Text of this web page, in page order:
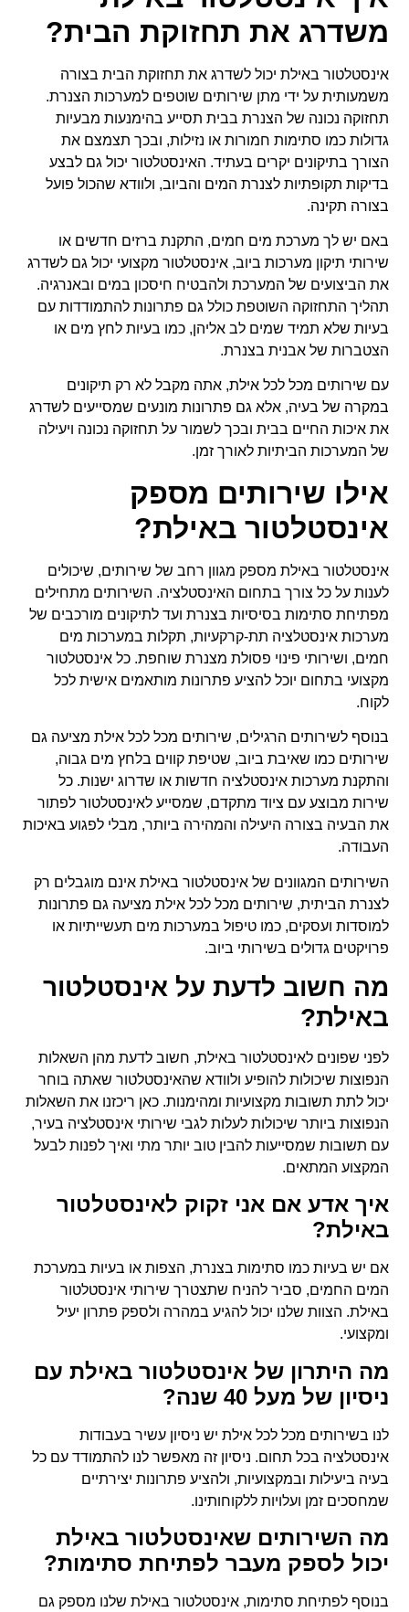
משדרג את תחזוקת הבית?
אינסטלטור באילת יכול לשדרג את תחזוקת הבית בצורה
משמעותית על ידי מתן שירותים שוטפים למערכות הצנרת.
תחזוקה נכונה של הצנרת בבית תסייע בהימנעות מבעיות
גדולות כמו סתימות חמורות או נזילות, ובכך תצמצם את
הצורך בתיקונים יקרים בעתיד. האינסטלטור יכול גם לבצע
בדיקות תקופתיות לצנרת המים והביוב, ולוודא שהכול פועל
בצורה תקינה.
באם יש לך מערכת מים חמים, התקנת ברזים חדשים או
שירותי תיקון מערכות ביוב, אינסטלטור מקצועי יכול גם לשדרג
את הביצועים של המערכת ולהבטיח חיסכון במים ובאנרגיה.
תהליך התחזוקה השוטפת כולל גם פתרונות להתמודדות עם
בעיות שלא תמיד שמים לב אליהן, כמו בעיות לחץ מים או
הצטברות של אבנית בצנרת.
עם שירותים מכל לכל אילת, אתה מקבל לא רק תיקונים
במקרה של בעיה, אלא גם פתרונות מונעים שמסייעים לשדרג
את איכות החיים בבית ובכך לשמור על תחזוקה נכונה ויעילה
של המערכות הביתיות לאורך זמן.
אילו שירותים מספק
אינסטלטור באילת?
אינסטלטור באילת מספק מגוון רחב של שירותים, שיכולים
לענות על כל צורך בתחום האינסטלציה. השירותים מתחילים
מפתיחת סתימות בסיסיות בצנרת ועד לתיקונים מורכבים של
מערכות אינסטלציה תת-קרקעיות, תקלות במערכות מים
חמים, ושירותי פינוי פסולת מצנרת שוחפת. כל אינסטלטור
מקצועי בתחום יוכל להציע פתרונות מותאמים אישית לכל
לקוח.
בנוסף לשירותים הרגילים, שירותים מכל לכל אילת מציעה גם
שירותים כמו שאיבת ביוב, שטיפת קווים בלחץ מים גבוה,
והתקנת מערכות אינסטלציה חדשות או שדרוג ישנות. כל
שירות מבוצע עם ציוד מתקדם, שמסייע לאינסטלטור לפתור
את הבעיה בצורה היעילה והמהירה ביותר, מבלי לפגוע באיכות
העבודה.
השירותים המגוונים של אינסטלטור באילת אינם מוגבלים רק
לצנרת הביתית, שירותים מכל לכל אילת מציעה גם פתרונות
למוסדות ועסקים, כמו טיפול במערכות מים תעשייתיות או
פרויקטים גדולים בשירותי ביוב.
מה חשוב לדעת על אינסטלטור
באילת?
לפני שפונים לאינסטלטור באילת, חשוב לדעת מהן השאלות
הנפוצות שיכולות להופיע ולוודא שהאינסטלטור שאתה בוחר
יכול לתת תשובות מקצועיות ומהימנות. כאן ריכזנו את השאלות
הנפוצות ביותר שיכולות לעלות לגבי שירותי אינסטלציה בעיר,
עם תשובות שמסייעות להבין טוב יותר מתי ואיך לפנות לבעל
המקצוע המתאים.
איך אדע אם אני זקוק לאינסטלטור
באילת?
אם יש בעיות כמו סתימות בצנרת, הצפות או בעיות במערכת
המים החמים, סביר להניח שתצטרך שירותי אינסטלטור
באילת. הצוות שלנו יכול להגיע במהרה ולספק פתרון יעיל
ומקצועי.
מה היתרון של אינסטלטור באילת עם
ניסיון של מעל 40 שנה?
לנו בשירותים מכל לכל אילת יש ניסיון עשיר בעבודות
אינסטלציה בכל תחום. ניסיון זה מאפשר לנו להתמודד עם כל
בעיה ביעילות ובמקצועיות, ולהציע פתרונות יצירתיים
שמחסכים זמן ועלויות ללקוחותינו.
מה השירותים שאינסטלטור באילת
יכול לספק מעבר לפתיחת סתימות?
בנוסף לפתיחת סתימות, אינסטלטור באילת שלנו מספק גם